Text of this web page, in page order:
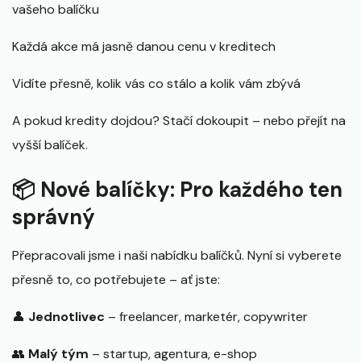
vašeho balíčku
Každá akce má jasně danou cenu v kreditech
Vidíte přesně, kolik vás co stálo a kolik vám zbývá
A pokud kredity dojdou? Stačí dokoupit – nebo přejít na
vyšší balíček.
📦 Nové balíčky: Pro každého ten
správný
Přepracovali jsme i naši nabídku balíčků. Nyní si vyberete
přesně to, co potřebujete – ať jste:
👤 Jednotlivec – freelancer, marketér, copywriter
👥 Malý tým – startup, agentura, e-shop